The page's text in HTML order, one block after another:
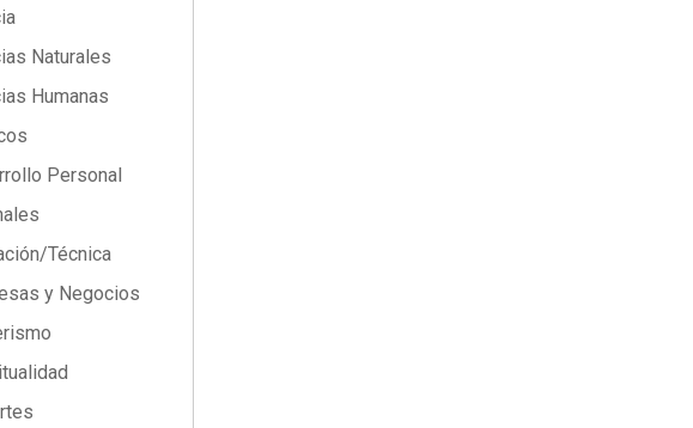
Naturales
Humanas
Personal
Técnica
y Negocios